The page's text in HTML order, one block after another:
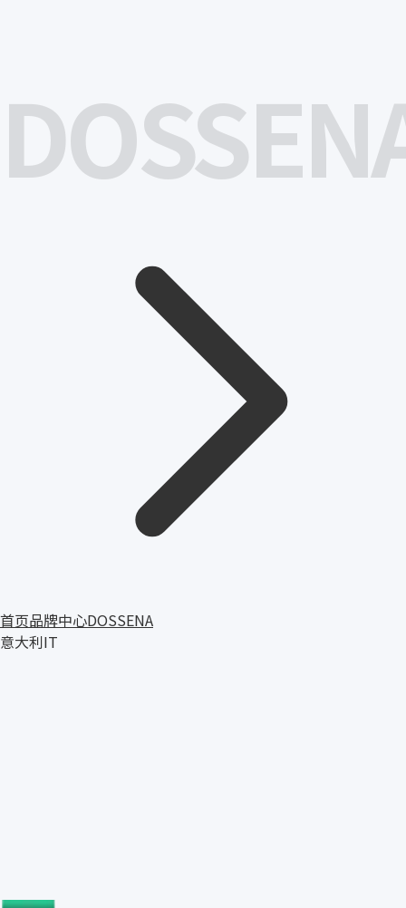
首页品牌中心DOSSENA
意大利IT